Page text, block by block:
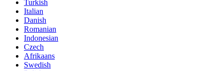
Turkish
Italian
Danish
Romanian
Indonesian
Czech
Afrikaans
Swedish